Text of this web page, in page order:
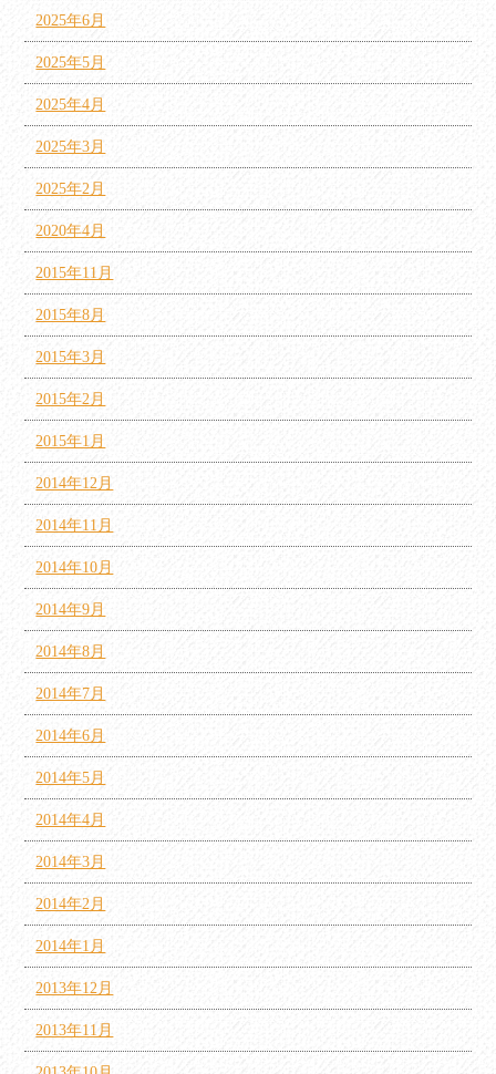
2025年6月
2025年5月
2025年4月
2025年3月
2025年2月
2020年4月
2015年11月
2015年8月
2015年3月
2015年2月
2015年1月
2014年12月
2014年11月
2014年10月
2014年9月
2014年8月
2014年7月
2014年6月
2014年5月
2014年4月
2014年3月
2014年2月
2014年1月
2013年12月
2013年11月